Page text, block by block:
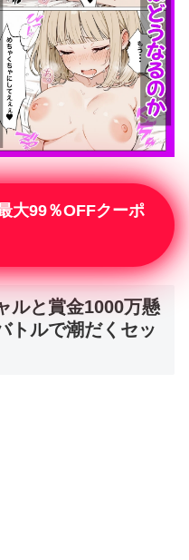
大99％OFFクーポ
ルと賞金1000万懸
トルで潮だくセッ